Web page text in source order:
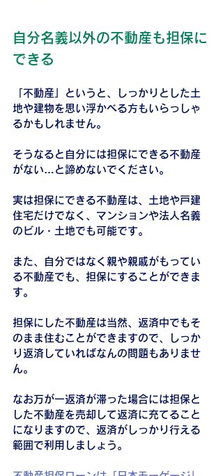
自分名義以外の不動産も担保に
できる
「不動産」というと、しっかりとした土
地や建物を思い浮かべる方もいらっしゃ
るかもしれません。
そうなると自分には担保にできる不動産
がない…と諦めないでください。
実は担保にできる不動産は、土地や戸建
住宅だけでなく、マンションや法人名義
のビル・土地でも可能です。
また、自分ではなく親や親戚がもってい
る不動産でも、担保にすることができま
す。
担保にした不動産は当然、返済中でもそ
のまま住むことができますので、しっか
り返済していればなんの問題もありませ
ん。
なお万が一返済が滞った場合には担保と
した不動産を売却して返済に充てること
になりますので、返済がしっかり行える
範囲で利用しましょう。